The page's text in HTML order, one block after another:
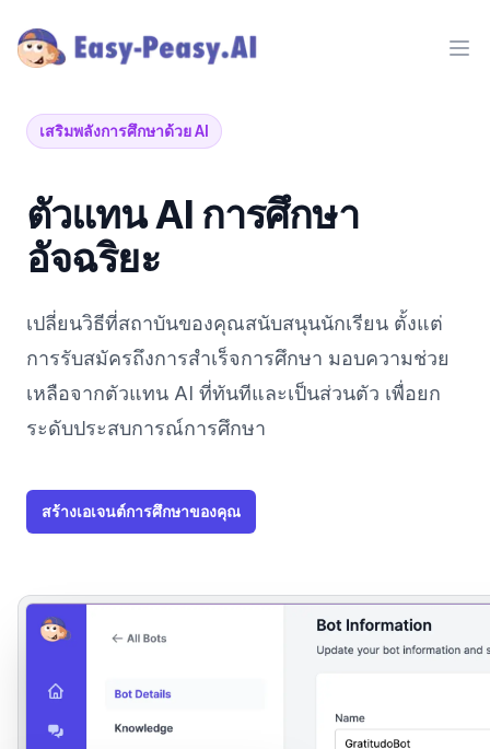
เสริมพลังการศึกษาด้วย AI
ตัวแทน AI การศึกษา
อัจฉริยะ
เปลี่ยนวิธีที่สถาบันของคุณสนับสนุนนักเรียน ตั้งแต่
การรับสมัครถึงการสำเร็จการศึกษา มอบความช่วย
เหลือจากตัวแทน AI ที่ทันทีและเป็นส่วนตัว เพื่อยก
ระดับประสบการณ์การศึกษา
สร้างเอเจนต์การศึกษาของคุณ